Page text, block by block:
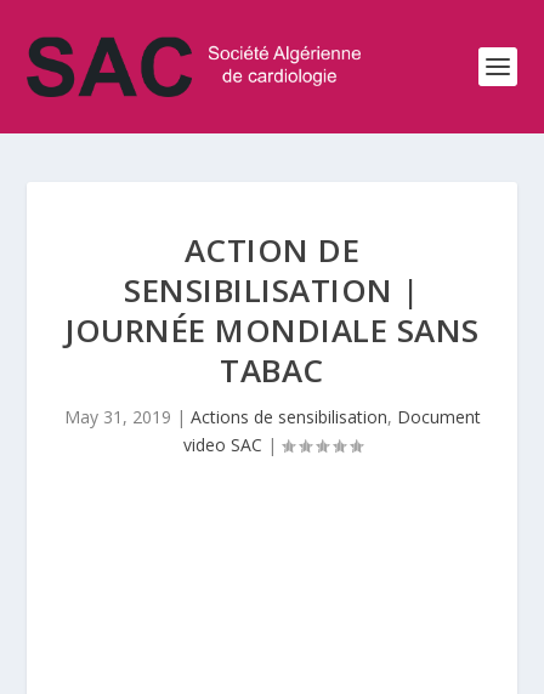
ACTION DE
SENSIBILISATION |
JOURNÉE MONDIALE SANS
TABAC
May 31, 2019 | Actions de sensibilisation, Document
video SAC |